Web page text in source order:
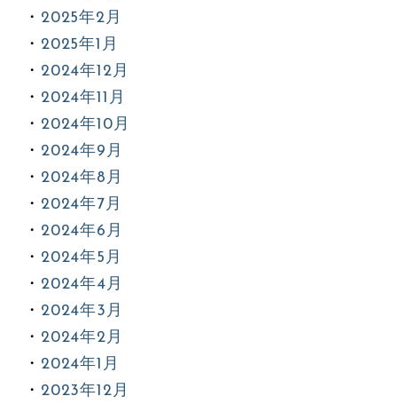
2025年2月
2025年1月
2024年12月
2024年11月
2024年10月
2024年9月
2024年8月
2024年7月
2024年6月
2024年5月
2024年4月
2024年3月
2024年2月
2024年1月
2023年12月